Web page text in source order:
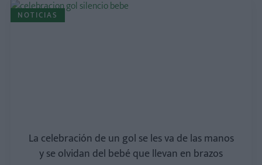
NOTICIAS
La celebración de un gol se les va de las manos
y se olvidan del bebé que llevan en brazos